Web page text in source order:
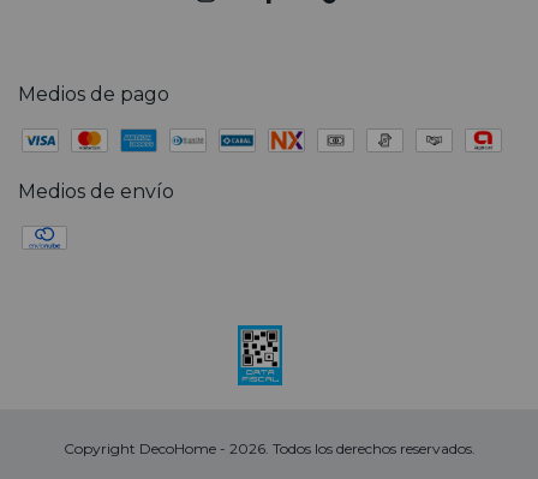
Medios de pago
Medios de envío
Copyright DecoHome - 2026. Todos los derechos reservados.